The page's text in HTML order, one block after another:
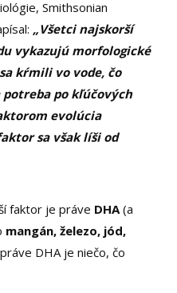
Smithsonian
„Všetci najskorší
vykazujú morfologické
kŕmili vo vode, čo
potreba po kľúčových
evolúcia
sa však líši od
faktor je práve DHA(a
mangán, železo, jód,
DHA je niečo, čo